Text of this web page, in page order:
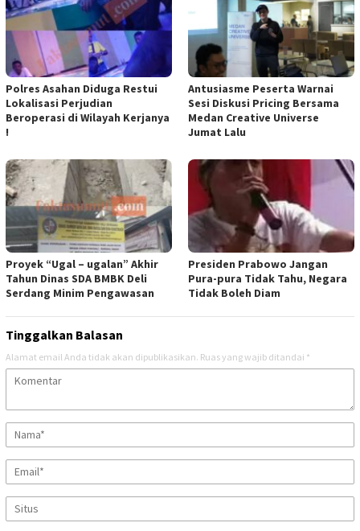
Polres Asahan Diduga Restui
Lokalisasi Perjudian
Beroperasi di Wilayah Kerjanya
!
Antusiasme Peserta Warnai
Sesi Diskusi Pricing Bersama
Medan Creative Universe
Jumat Lalu
Proyek “Ugal – ugalan” Akhir
Tahun Dinas SDA BMBK Deli
Serdang Minim Pengawasan
Presiden Prabowo Jangan
Pura-pura Tidak Tahu, Negara
Tidak Boleh Diam
Tinggalkan Balasan
Alamat email Anda tidak akan dipublikasikan. Ruas yang wajib ditandai *